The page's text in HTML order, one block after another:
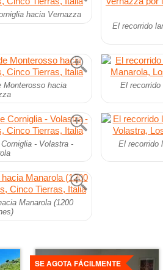
hacia Vernazza
El recorrido
Monterosso hacia
El recorrido
- Volastra -
El recorrido
Manarola (1200
SE AGOTA FÁCILMENTE
Ver
detalles